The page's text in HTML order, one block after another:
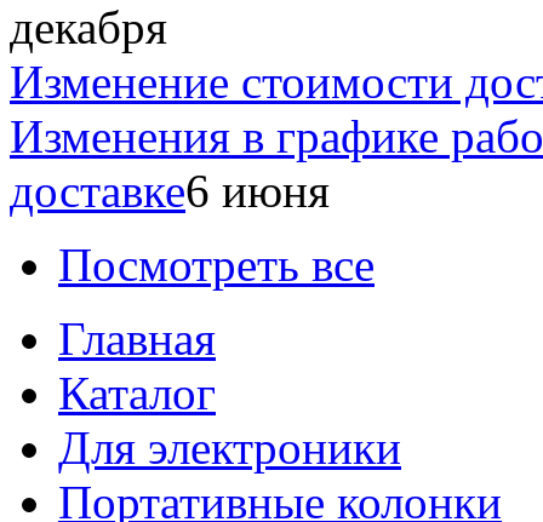
декабря
Изменение стоимости
Изменения в графике
доставке6 июня
Посмотреть все
Главная
Каталог
Для электроники
Портативные колонки